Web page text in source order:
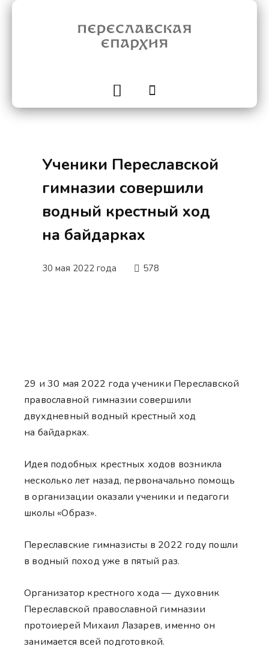
Ученики Переславской
гимназии совершили
водный крестный ход
на байдарках
30 мая 2022 года 578
29 и 30 мая 2022 года ученики Переславской
православной гимназии совершили
двухдневный водный крестный ход
на байдарках.
Идея подобных крестных ходов возникла
несколько лет назад, первоначально помощь
в организации оказали ученики и педагоги
школы «Образ».
Переславские гимназисты в 2022 году пошли
в водный поход уже в пятый раз.
Организатор крестного хода — духовник
Переславской православной гимназии
протоиерей Михаил Лазарев, именно он
занимается всей подготовкой.